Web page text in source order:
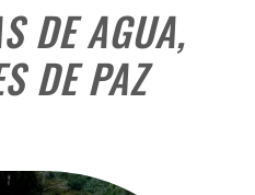
DE AGUA,
DE PAZ